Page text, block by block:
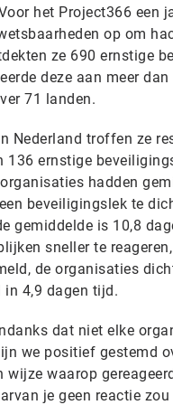
het Project366 een
op om
ze 690 ernstige
deze aan meer
71 landen.
Nederland troffen ze
136 ernstige
hadden
beveiligingslek te
gemiddelde is 10,8
sneller te
de organisaties
in 4,9 dagen tijd.
dat niet elke
we positief gestemd
wijze waarop
je geen reactie